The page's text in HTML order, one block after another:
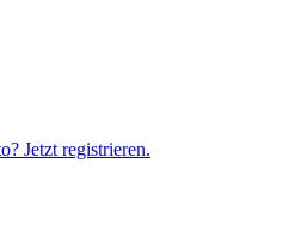
Jetzt registrieren.